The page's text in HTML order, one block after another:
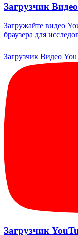
Загрузчик
Загружайте видео
браузера для
Загрузчик Видео
Загрузчик